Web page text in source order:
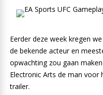
Eerder deze week kregen
de bekende acteur en
opwachting zou gaan
Electronic Arts de man voor
trailer.